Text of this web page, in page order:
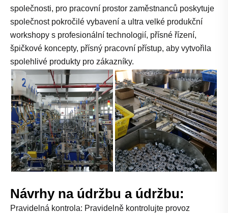
společnosti, pro pracovní prostor zaměstnanců poskytuje
společnost pokročilé vybavení a ultra velké produkční
workshopy s profesionální technologií, přísné řízení,
špičkové koncepty, přísný pracovní přístup, aby vytvořila
spolehlivé produkty pro zákazníky.
Návrhy na údržbu a údržbu:
Pravidelná kontrola: Pravidelně kontrolujte provoz